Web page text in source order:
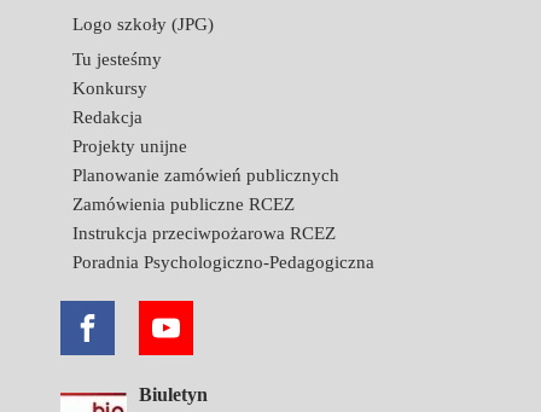
Logo szkoły (JPG)
Tu jesteśmy
Konkursy
Redakcja
Projekty unijne
Planowanie zamówień publicznych
Zamówienia publiczne RCEZ
Instrukcja przeciwpożarowa RCEZ
Poradnia Psychologiczno-Pedagogiczna
Biuletyn